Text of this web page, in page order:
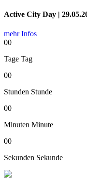
Active City Day |
mehr Infos
00
Tage Tag
00
Stunden Stunde
00
Minuten Minute
00
Sekunden Sekunde